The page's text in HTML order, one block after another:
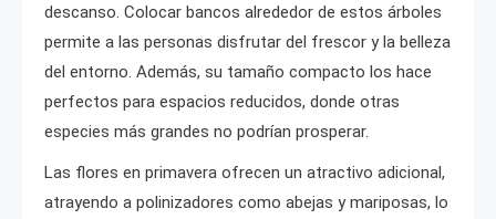
descanso. Colocar bancos alrededor de estos árboles
permite a las personas disfrutar del frescor y la belleza
del entorno. Además, su tamaño compacto los hace
perfectos para espacios reducidos, donde otras
especies más grandes no podrían prosperar.
Las flores en primavera ofrecen un atractivo adicional,
atrayendo a polinizadores como abejas y mariposas, lo